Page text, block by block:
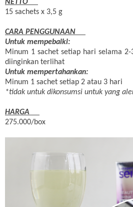
NETTO
15 sachets x 3,5 g
CARA PENGGUNAAN
Untuk mempebaiki:
Minum 1 sachet setiap hari selama
diinginkan terlihat
Untuk mempertahankan:
Minum 1 sachet setiap 2 atau 3 hari
*tidak untuk dikonsumsi untuk yang
HARGA
275.000/box